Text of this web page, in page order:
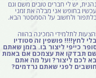
נהנית, יש לי חברים טובים משם וגם
עכשיו בחופש אני מבלה את זמני
ולחשוב על הסמסטר הבא.
:הצעות לתלמידי המכינה בהווה
בלי לחץ!!!! פושפין זה סטודיו
כייפי ליצור בו. בזמן שאתם
תבדקו את עצמכם אם באמת
בא לכם ליצור? ועל מה אתם
חושבים לפני שאתם נרדמים?